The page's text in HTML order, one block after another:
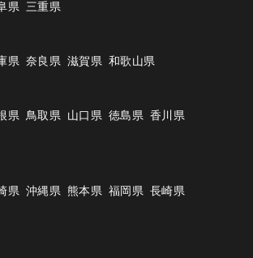
県 三重県
県 奈良県 滋賀県 和歌山県
県 鳥取県 山口県 徳島県 香川県
県 沖縄県 熊本県 福岡県 長崎県